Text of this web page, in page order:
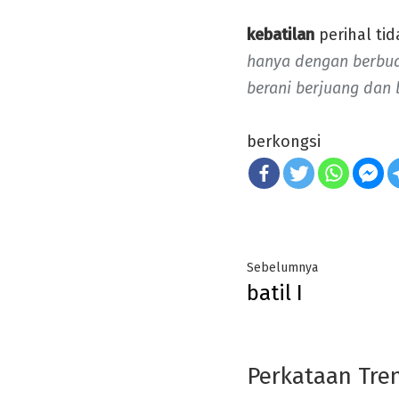
kebatilan perihal
hanya dengan
berani berjuang dan
berkongsi
Post
navigation
SebelumnyaPrevious
batil I
Perkataan